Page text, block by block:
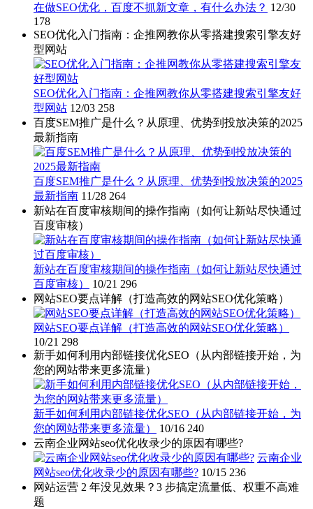
在做SEO优化，百度不抓新文章，有什么办法？ 12/30
178
SEO优化入门指南：企推网教你从零搭建搜索引擎友好
型网站
SEO优化入门指南：企推网教你从零搭建搜索引擎友好
型网站 12/03 258
百度SEM推广是什么？从原理、优势到投放决策的2025
最新指南
百度SEM推广是什么？从原理、优势到投放决策的2025
最新指南 11/28 264
新站在百度审核期间的操作指南（如何让新站尽快通过
百度审核）
新站在百度审核期间的操作指南（如何让新站尽快通过
百度审核）
10/21 296
网站SEO要点详解（打造高效的网站SEO优化策略）
网站SEO要点详解（打造高效的网站SEO优化策略）
10/21 298
新手如何利用内部链接优化SEO（从内部链接开始，为
您的网站带来更多流量）
新手如何利用内部链接优化SEO（从内部链接开始，为
您的网站带来更多流量）
10/16 240
云南企业网站seo优化收录少的原因有哪些?
云南企业
网站seo优化收录少的原因有哪些? 10/15 236
网站运营 2 年没见效果？3 步搞定流量低、权重不高难
题